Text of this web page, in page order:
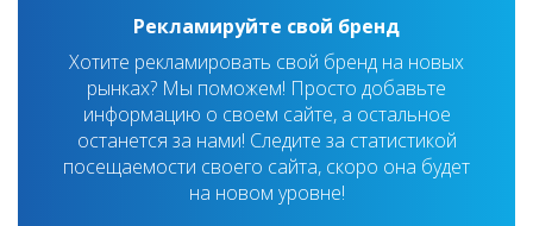
Рекламируйте свой бренд
Хотите рекламировать свой бренд на новых
рынках? Мы поможем! Просто добавьте
информацию о своем сайте, а остальное
останется за нами! Следите за статистикой
посещаемости своего сайта, скоро она будет
на новом уровне!